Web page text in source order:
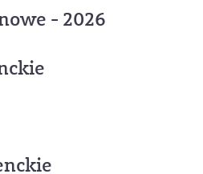
- 2026